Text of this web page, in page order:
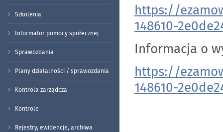
Szkolenia
Informator pomocy społecznej
Sprawozdania
Plany działalności / sprawozdania
Kontrola zarządcza
Kontrole
Rejestry, ewidencje, archiwa
https://
148610-
Informacja o
https://
148610-